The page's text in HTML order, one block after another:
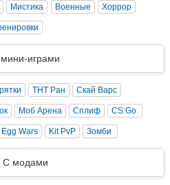
Мистика Военные Хоррор
играми
ТНТ Ран Скай Варс
Моб Арена Сплиф CS:Go
Egg Wars Kit PvP Зомби
С модами